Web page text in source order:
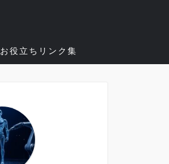
お役立ちリンク集